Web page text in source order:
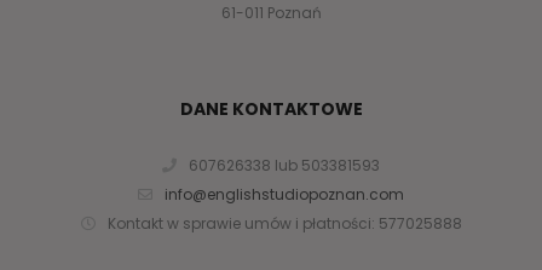
61-011 Poznań
DANE KONTAKTOWE
607626338 lub 503381593
info@englishstudiopoznan.com
Kontakt w sprawie umów i płatności: 577025888